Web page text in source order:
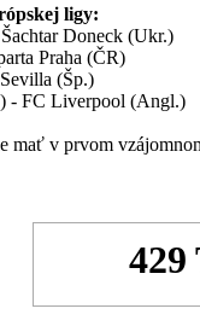
ligy:
Doneck (Ukr.)
Praha (ČR)
(Šp.)
- FC Liverpool (Angl.)
mať v prvom